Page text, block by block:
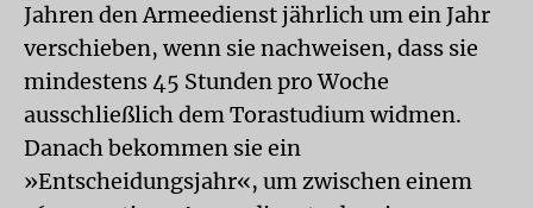
Jahren den Armeedienst jährlich um ein Jahr
verschieben, wenn sie nachweisen, dass sie
mindestens 45 Stunden pro Woche
ausschließlich dem Torastudium widmen.
Danach bekommen sie ein
»Entscheidungsjahr«, um zwischen einem